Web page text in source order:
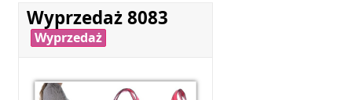
Wyprzedaż 8083
Wyprzedaż